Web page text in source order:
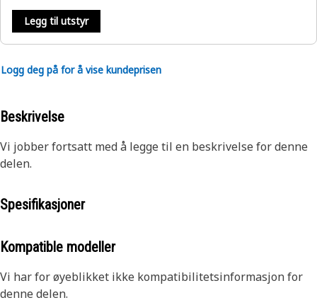
Legg til utstyr
Logg deg på for å vise kundeprisen
Beskrivelse
Vi jobber fortsatt med å legge til en beskrivelse for denne
delen.
Spesifikasjoner
Kompatible modeller
Vi har for øyeblikket ikke kompatibilitetsinformasjon for
denne delen.